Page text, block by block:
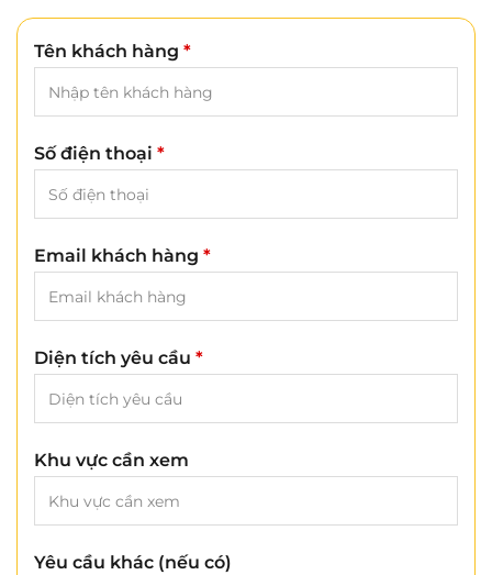
Tên khách hàng *
Số điện thoại *
Email khách hàng *
Diện tích yêu cầu *
Khu vực cần xem
Yêu cầu khác (nếu có)